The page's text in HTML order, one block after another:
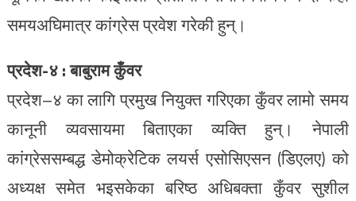
समयअघिमात्र कांग्रेस प्रवेश गरेकी हुन्।
प्रदेश-४ : बाबुराम कुँवर
प्रदेश–४ का लागि प्रमुख नियुक्त गरिएका कुँवर लामो समय
कानूनी व्यवसायमा बिताएका व्यक्ति हुन्। नेपाली
कांग्रेससम्बद्ध डेमोक्रेटिक लयर्स एसोसिएसन (डिएलए) को
अध्यक्ष समेत भइसकेका बरिष्ठ अधिबक्ता कुँवर सुशील